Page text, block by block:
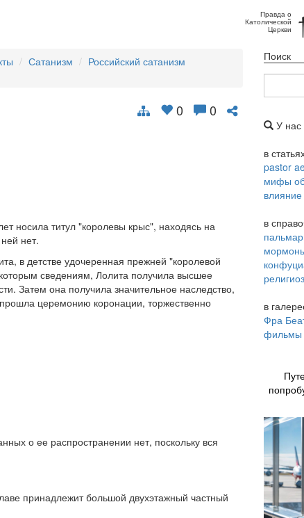
Правда о
Католической
Церкви
Сатанизм
Российский сатанизм
0 0
носила титул "королевы крыс", находясь на
нет.
в детстве удочеренная прежней "королевой
сведениям, Лолита получила высшее
Затем она получила значительное наследство,
церемонию коронации, торжественно
о ее распространении нет, поскольку вся
принадлежит большой двухэтажный частный
Поиск
У нас
в
pastor
мифы об
в
в
Фра
фильмы